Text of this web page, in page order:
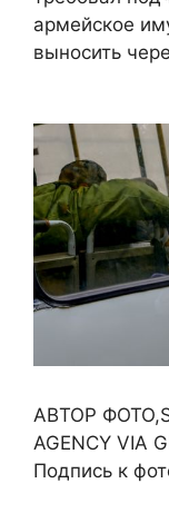
армейское
выносить
АВТОР
AGENCY VIA
Подпись к